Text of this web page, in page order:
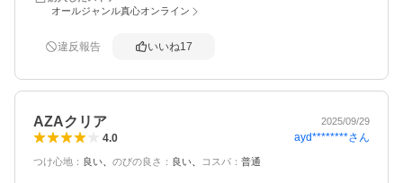
オールジャンル真心オンライン
違反報告 いいね17
AZAクリア 2025/09/29
4.0 ayd********さん
つけ心地 ： 良い のびの良さ ： 良い コスパ ： 普通